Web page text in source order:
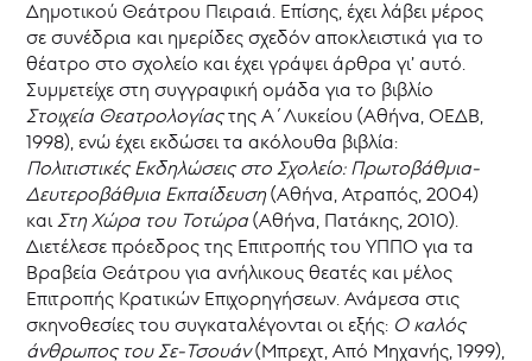
Δημοτικού Θεάτρου Πειραιά. Επίσης, έχει λάβει μέρος
σε συνέδρια και ημερίδες σχεδόν αποκλειστικά για το
θέατρο στο σχολείο και έχει γράψει άρθρα γι’ αυτό.
Συμμετείχε στη συγγραφική ομάδα για το βιβλίο
Στοιχεία Θεατρολογίαςτης Α΄Λυκείου (Αθήνα, ΟΕΔΒ,
1998), ενώ έχει εκδώσει τα ακόλουθα βιβλία:
Πολιτιστικές Εκδηλώσεις στο Σχολείο: Πρωτοβάθμια-
Δευτεροβάθμια Εκπαίδευση(Αθήνα, Ατραπός, 2004)
καιΣτη Χώρα του Τοτώρα (Αθήνα, Πατάκης, 2010).
Διετέλεσε πρόεδρος της Επιτροπής του ΥΠΠΟ για τα
Βραβεία Θεάτρου για ανήλικους θεατές και μέλος
Επιτροπής Κρατικών Επιχορηγήσεων. Ανάμεσα στις
σκηνοθεσίες του συγκαταλέγονται οι εξής: Ο καλός
άνθρωπος του Σε-Τσουάν(Μπρεχτ, Από Μηχανής, 1999),